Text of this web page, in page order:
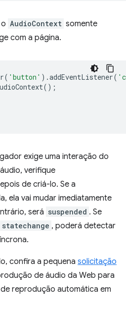
AudioContext somente
com a página.
( 'button' ).addEventListener(
();
exige uma interação do
verifique
de criá-lo. Se a
ela vai mudar imediatamente
será suspended . Se
statechange , poderá detectar
confira a pequena solicitação
de áudio da Web para
reprodução automática em